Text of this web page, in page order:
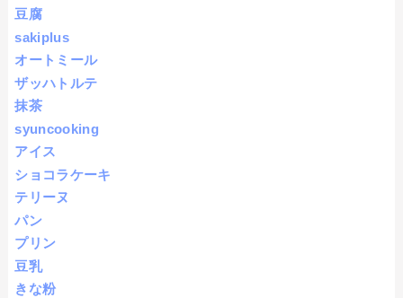
豆腐
sakiplus
オートミール
ザッハトルテ
抹茶
syuncooking
アイス
ショコラケーキ
テリーヌ
パン
プリン
豆乳
きな粉